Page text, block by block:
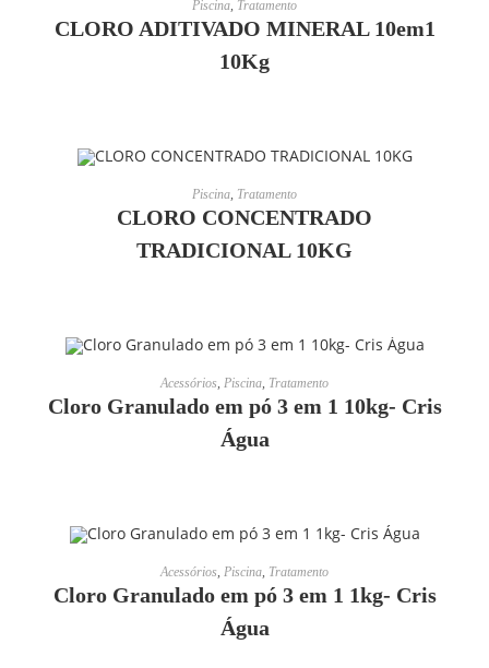
Piscina, Tratamento
CLORO ADITIVADO MINERAL 10em1
10Kg
LEIA MAIS
Piscina, Tratamento
CLORO CONCENTRADO
TRADICIONAL 10KG
LEIA MAIS
Acessórios Piscina Tratamento
Cloro Granulado em pó 3 em 1 10kg- Cris
Água
LEIA MAIS
Acessórios Piscina Tratamento
Cloro Granulado em pó 3 em 1 1kg- Cris
Água